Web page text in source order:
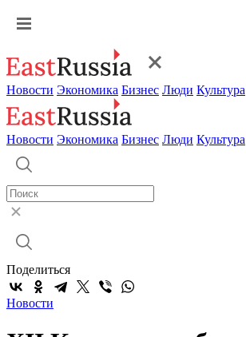
Новости Экономика Бизнес Люди Культура
Новости Экономика Бизнес Люди Культура
Поделиться
Новости